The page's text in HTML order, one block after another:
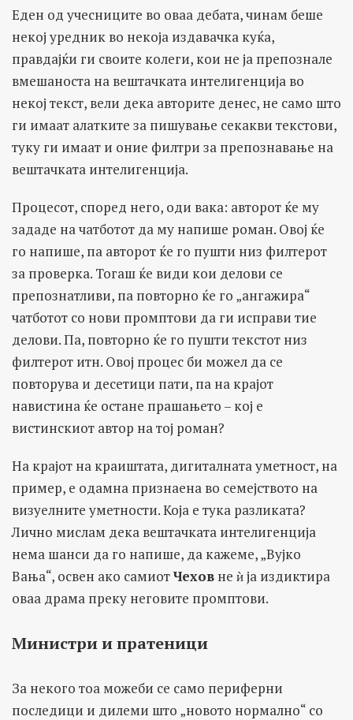
Еден од учесниците во оваа дебата, чинам беше
некој уредник во некоја издавачка куќа,
правдајќи ги своите колеги, кои не ја препознале
вмешаноста на вештачката интелигенција во
некој текст, вели дека авторите денес, не само што
ги имаат алатките за пишување секакви текстови,
туку ги имаат и оние филтри за препознавање на
вештачката интелигенција.
Процесот, според него, оди вака: авторот ќе му
зададе на чатботот да му напише роман. Овој ќе
го напише, па авторот ќе го пушти низ филтерот
за проверка. Тогаш ќе види кои делови се
препознатливи, па повторно ќе го „ангажира“
чатботот со нови промптови да ги исправи тие
делови. Па, повторно ќе го пушти текстот низ
филтерот итн. Овој процес би можел да се
повторува и десетици пати, па на крајот
навистина ќе остане прашањето – кој е
вистинскиот автор на тој роман?
На крајот на краиштата, дигиталната уметност, на
пример, е одамна признаена во семејството на
визуелните уметности. Која е тука разликата?
Лично мислам дека вештачката интелигенција
нема шанси да го напише, да кажеме, „Вујко
Вања“, освен ако самиотЧехов не ѝ ја издиктира
оваа драма преку неговите промптови.
Министри и пратеници
За некого тоа можеби се само периферни
последици и дилеми што „новото нормално“ со